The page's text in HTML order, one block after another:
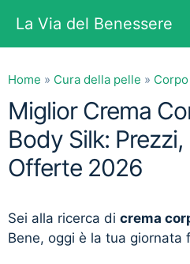
contenuto
La Via del Benessere
Home » Cura della pelle » Corpo
Miglior Crema
Body Silk:
Offerte 2026
Sei alla ricerca di crema
Bene, oggi è la tua giornata